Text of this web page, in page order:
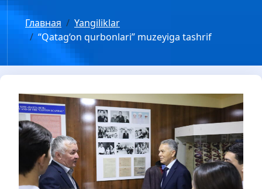
Главная
Yangiliklar
“Qatag‘on qurbonlari” muzeyiga tashrif